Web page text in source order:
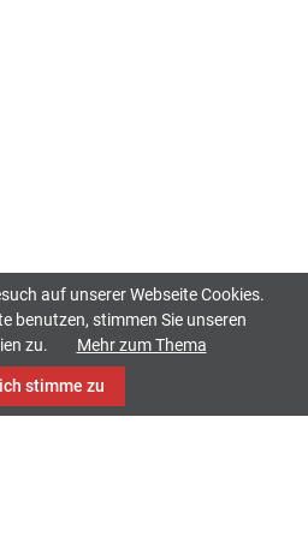
auf unserer Webseite Cookies.
benutzen, stimmen Sie unseren
zu.
Mehr zum Thema
stimme zu